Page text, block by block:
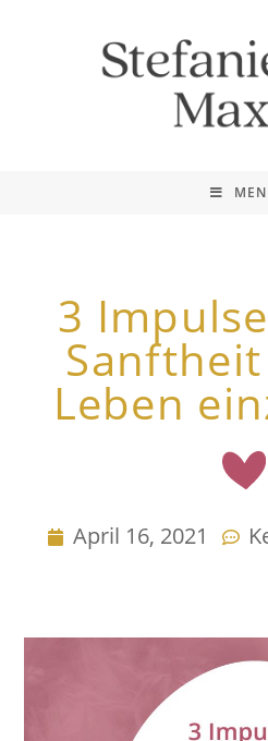
3
Leben
April 16, 2021